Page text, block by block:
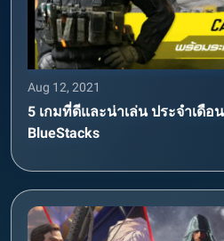
Aug 12, 2021
5 เกมที่ดีและน่าเล่น ประจำเดือ
BlueStacks